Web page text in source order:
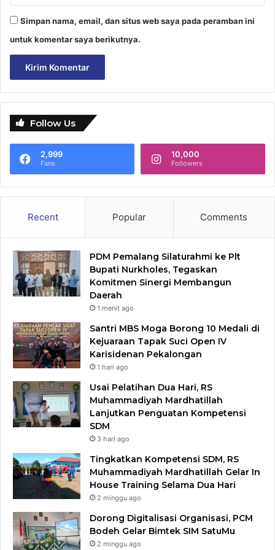
Simpan nama, email, dan situs web saya pada peramban ini
untuk komentar saya berikutnya.
Follow Us
2,999
Fans
10,000
Followers
Recent Popular Comments
PDM Pemalang Silaturahmi ke Plt
Bupati Nurkholes, Tegaskan
Komitmen Sinergi Membangun
Daerah
1 menit ago
Santri MBS Moga Borong 10 Medali di
Kejuaraan Tapak Suci Open IV
Karisidenan Pekalongan
1 hari ago
Usai Pelatihan Dua Hari, RS
Muhammadiyah Mardhatillah
Lanjutkan Penguatan Kompetensi
SDM
3 hari ago
Tingkatkan Kompetensi SDM, RS
Muhammadiyah Mardhatillah Gelar In
House Training Selama Dua Hari
2 minggu ago
Dorong Digitalisasi Organisasi, PCM
Bodeh Gelar Bimtek SIM SatuMu​
2 minggu ago